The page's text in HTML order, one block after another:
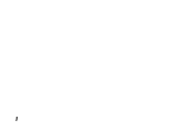
,